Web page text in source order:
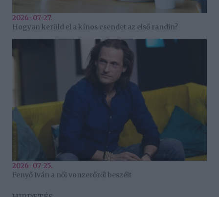
2026-07-27.
Hogyan kerüld el a kínos csendet az első randin?
2026-07-25.
Fenyő Iván a női vonzerőről beszélt